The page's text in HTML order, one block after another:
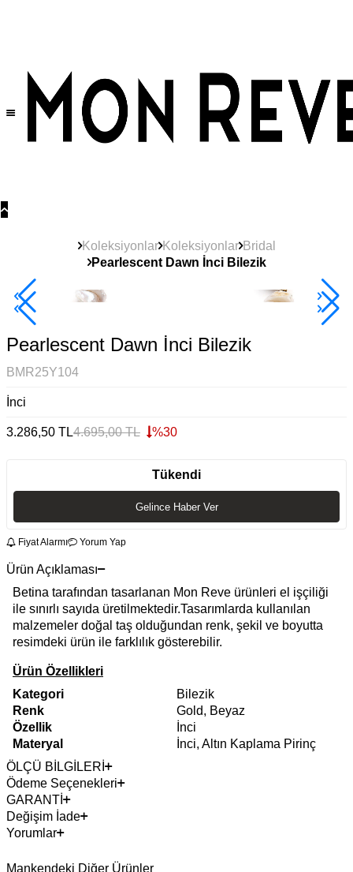
Koleksiyonlar Koleksiyonlar Bridal
Pearlescent Dawn İnci Bilezik
2+ Ürüne +%10
Pearlescent Dawn İnci Bilezik
BMR25Y104
İnci
3.286,50 TL4.695,00TL %30
Tükendi
Gelince Haber Ver
Fiyat Alarmı Yorum Yap
Ürün Açıklaması
Betina tarafından tasarlanan Mon Reve ürünleri el işçiliği
ile sınırlı sayıda üretilmektedir.Tasarımlarda kullanılan
malzemeler doğal taş olduğundan renk, şekil ve boyutta
resimdeki ürün ile farklılık gösterebilir.
Ürün Özellikleri
Kategori
Bilezik
Renk
Gold, Beyaz
Özellik
İnci
Materyal
İnci, Altın Kaplama Pirinç
ÖLÇÜ BİLGİLERİ
Ödeme Seçenekleri
GARANTİ
Değişim İade
Yorumlar
Mankendeki Diğer Ürünler